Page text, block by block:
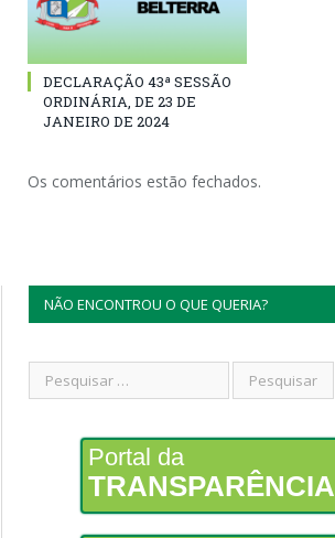
DECLARAÇÃO 43ª SESSÃO
ORDINÁRIA, DE 23 DE
JANEIRO DE 2024
Os comentários estão fechados.
NÃO ENCONTROU O QUE QUERIA?
Portal da
TRANSPARÊNCIA